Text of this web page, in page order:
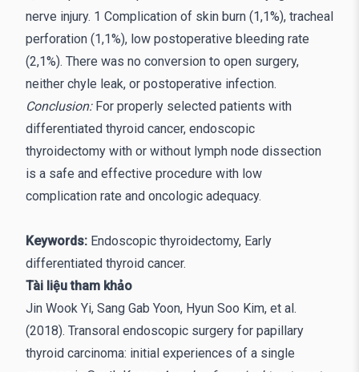
nerve injury. 1 Complication of skin burn (1,1%), tracheal
perforation (1,1%), low postoperative bleeding rate
(2,1%). There was no conversion to open surgery,
neither chyle leak, or postoperative infection.
Conclusion: For properly selected patients with
differentiated thyroid cancer, endoscopic
thyroidectomy with or without lymph node dissection
is a safe and effective procedure with low
complication rate and oncologic adequacy.
Keywords: Endoscopic thyroidectomy, Early
differentiated thyroid cancer.
Tài liệu tham khảo
Jin Wook Yi, Sang Gab Yoon, Hyun Soo Kim, et al.
(2018). Transoral endoscopic surgery for papillary
thyroid carcinoma: initial experiences of a single